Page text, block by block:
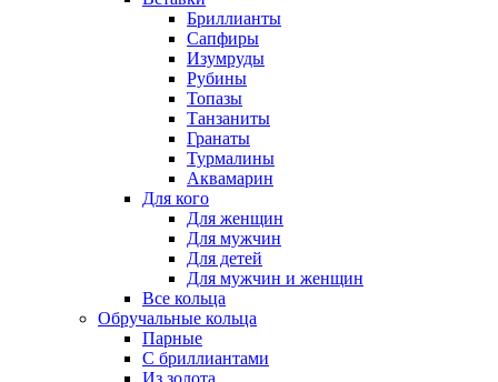
Бриллианты
Сапфиры
Изумруды
Рубины
Топазы
Танзаниты
Гранаты
Турмалины
Аквамарин
Для кого
Для женщин
Для мужчин
Для детей
Для мужчин и женщин
Все кольца
Обручальные кольца
Парные
С бриллиантами
Из золота